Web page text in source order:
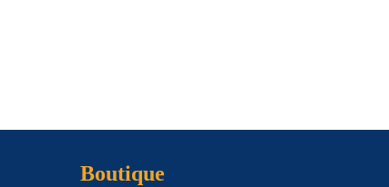
Boutique